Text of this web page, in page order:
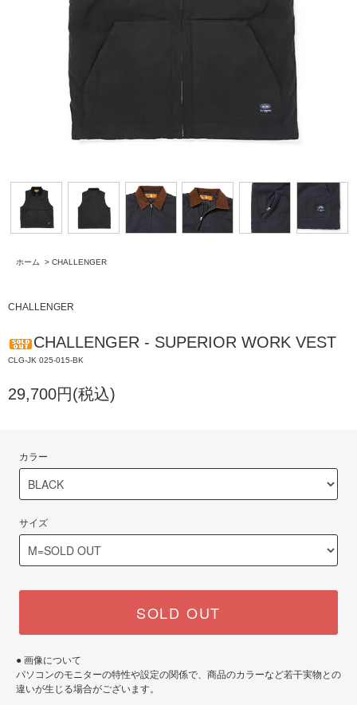
ホーム > CHALLENGER
CHALLENGER
CHALLENGER - SUPERIOR WORK VEST
CLG-JK 025-015-BK
29,700円(税込)
カラー
サイズ
SOLD OUT
● 画像について
パソコンのモニターの特性や設定の関係で、商品のカラーなど若干実物との
違いが生じる場合がございます。